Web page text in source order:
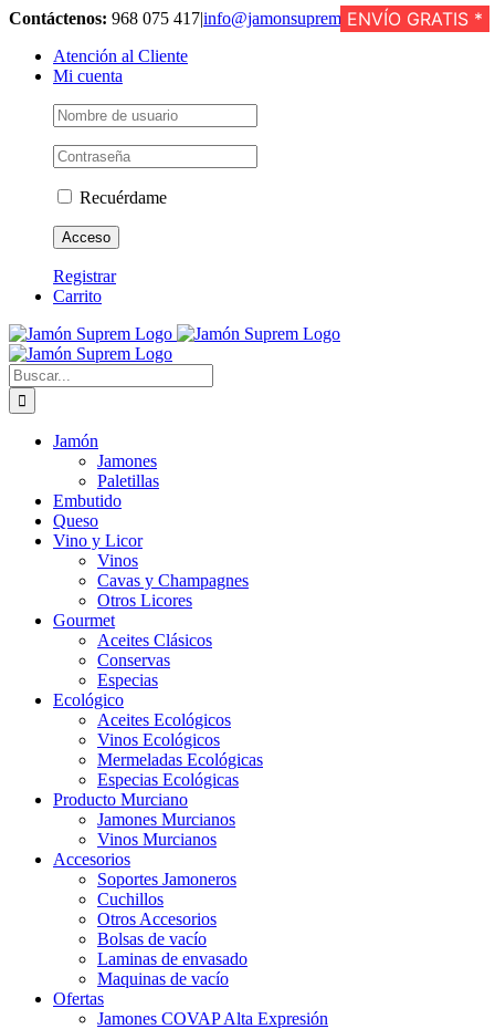
Saltar
contenido
Contáctenos: 968 075 417|info@jamonsuprem.com
Atención al Cliente
Mi cuenta
Recuérdame
Registrar
Carrito
Buscar:
Jamón
Jamones
Paletillas
Embutido
Queso
Vino y Licor
Vinos
Cavas y Champagnes
Otros Licores
Gourmet
Aceites Clásicos
Conservas
Especias
Ecológico
Aceites Ecológicos
Vinos Ecológicos
Mermeladas Ecológicas
Especias Ecológicas
Producto Murciano
Jamones Murcianos
Vinos Murcianos
Accesorios
Soportes Jamoneros
Cuchillos
Otros Accesorios
Bolsas de vacío
Laminas de envasado
Maquinas de vacío
Ofertas
Jamones COVAP Alta Expresión
ENVÍO GRATIS *